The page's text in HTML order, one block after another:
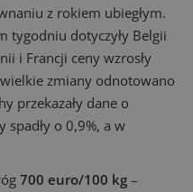
z rokiem ubiegłym.
tygodniu dotyczyły Belgii
i Francji ceny wzrosły
zmiany odnotowano
przekazały dane o
spadły o 0,9%, a w
700 euro/100 kg –